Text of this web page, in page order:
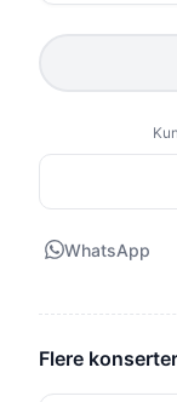
WhatsApp
Flere konserter